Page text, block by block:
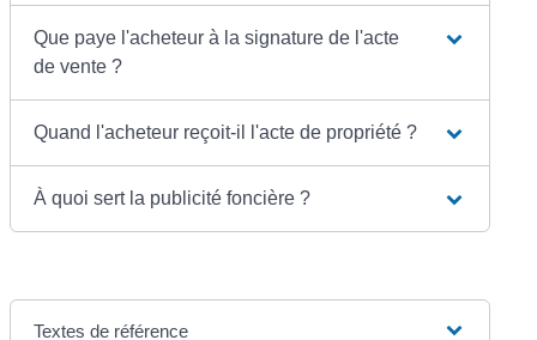
Que paye l'acheteur à la signature de l'acte
de vente ?
Quand l'acheteur reçoit-il l'acte de propriété ?
À quoi sert la publicité foncière ?
Textes de référence